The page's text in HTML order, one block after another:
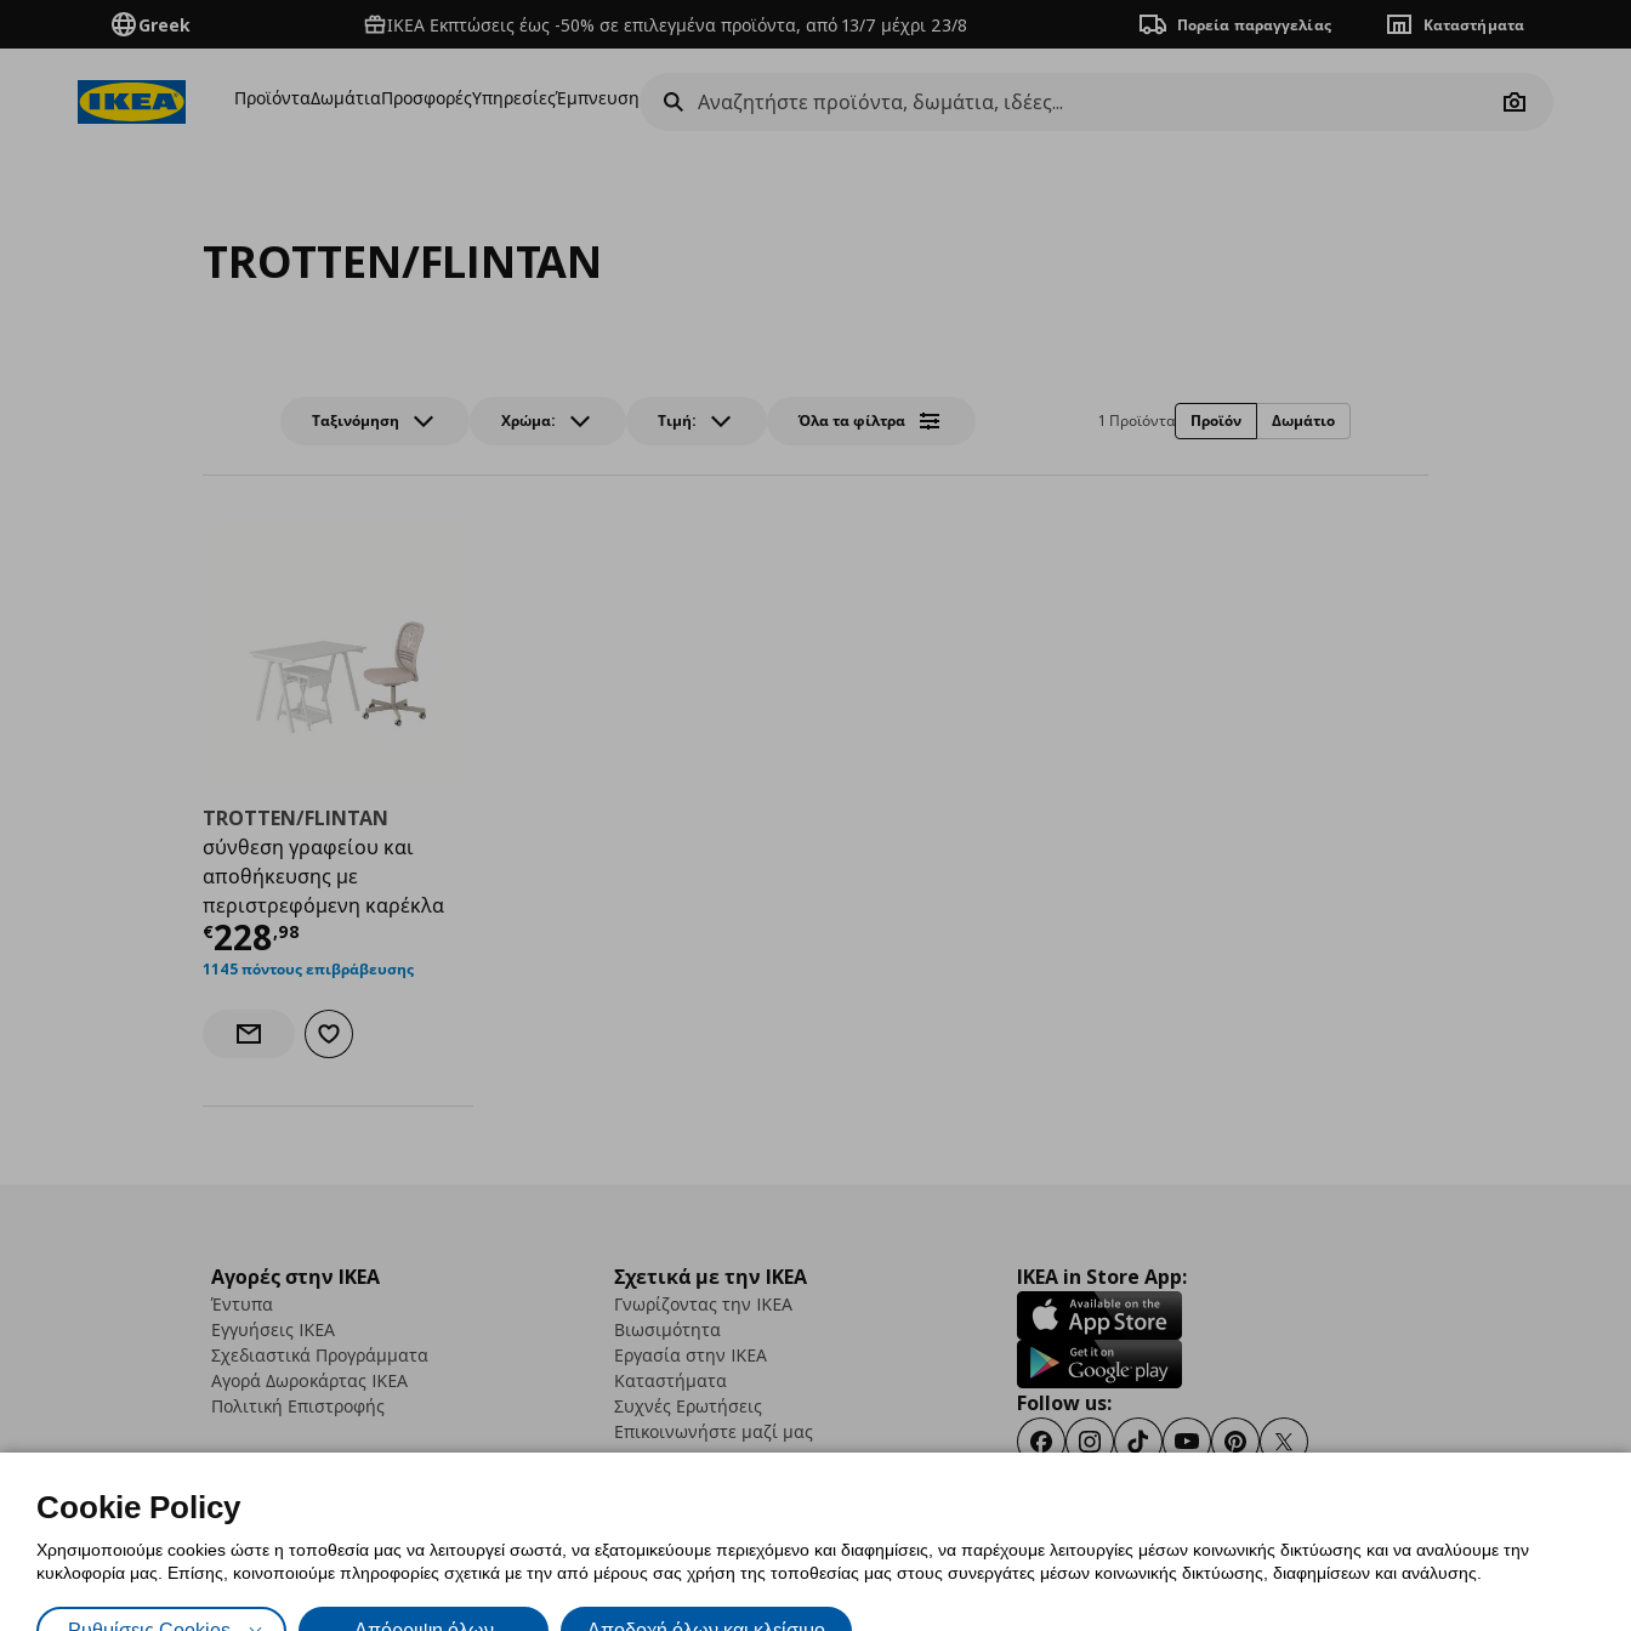
Greek ΙΚΕΑ Εκπτώσεις έως -50% σε επιλεγμένα προϊόντα, από 13/7 μέχρι 23/8 Πορεία παραγγελίας Καταστήματα
ΠροϊόνταΔωμάτιαΠροσφορέςΥπηρεσίεςΈμπνευση
Camera
TROTTEN/FLINTAN
Ταξινόμηση Χρώμα: Τιμή: Όλα τα φίλτρα 1 Προϊόντα Προϊόν Δωμάτιο
TROTTEN/FLINTAN
σύνθεση γραφείου και
αποθήκευσης με
περιστρεφόμενη καρέκλα
€228,98
Τρέχουσα τιμή
1145 πόντους επιβράβευσης
Ενημέρωση διαθεσιμότητας
Προσθήκη στα αγαπημένα
Αγορές στην IKEA
Έντυπα
Εγγυήσεις IKEA
Σχεδιαστικά Προγράμματα
Αγορά Δωρoκάρτας IKEA
Πολιτική Επιστροφής
Σχετικά με την IKEA
Γνωρίζοντας την IKEA
Βιωσιμότητα
Εργασία στην IKEA
Καταστήματα
Συχνές Ερωτήσεις
Επικοινωνήστε μαζί μας
IKEA in Store App:
Follow us:
FacebookInstagram
TikTokYoutubePinterestTwitter
Πολιτική CookiesΔήλωση ψηφιακής προσβασιμότηταςΈντυπο Επιστροφής / Ακύρωσης Ρυθμίσεις cookiesΌροι ΧρήσηςΓενική Πολιτική Προσωπικών Δεδομένων
Cookie Policy
Χρησιμοποιούμε cookies ώστε η τοποθεσία μας να λειτουργεί σωστά, να εξατομικεύουμε περιεχόμενο και διαφημίσεις, να παρέχουμε λειτουργίες μέσων κοινωνικής δικτύωσης και να αναλύουμε την
κυκλοφορία μας. Επίσης, κοινοποιούμε πληροφορίες σχετικά με την από μέρους σας χρήση της τοποθεσίας μας στους συνεργάτες μέσων κοινωνικής δικτύωσης, διαφημίσεων και ανάλυσης.